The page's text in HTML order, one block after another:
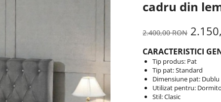
cadru din
2.400,00 RON
CARACTERISTICI
Tip produs: Pat
Tip pat: Standard
Dimensiune pat: Dublu
Utilizat pentru:
Stil: Clasic